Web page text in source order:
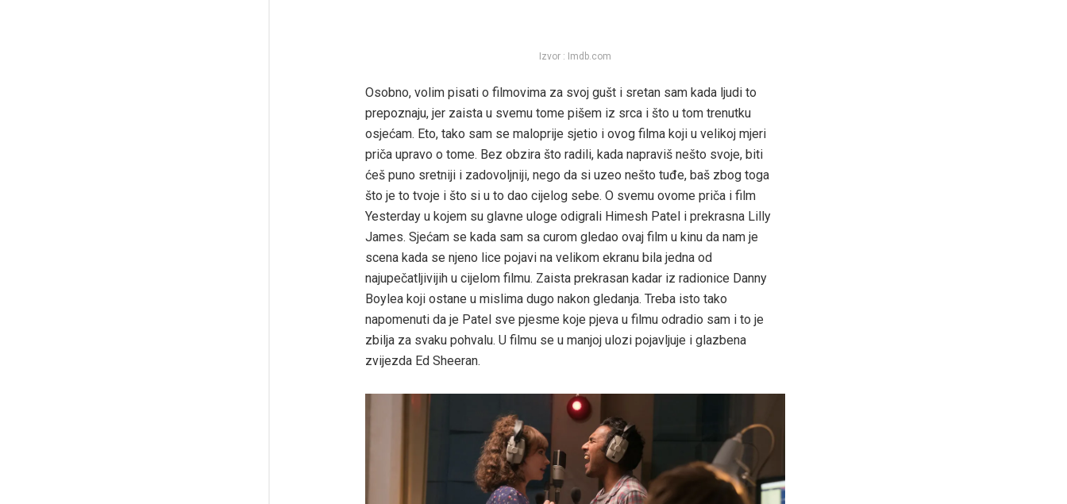
Izvor : Imdb.com
Osobno, volim pisati o filmovima za svoj gušt i sretan sam kada ljudi to
prepoznaju, jer zaista u svemu tome pišem iz srca i što u tom trenutku
osjećam. Eto, tako sam se maloprije sjetio i ovog filma koji u velikoj mjeri
priča upravo o tome. Bez obzira što radili, kada napraviš nešto svoje, biti
ćeš puno sretniji i zadovoljniji, nego da si uzeo nešto tuđe, baš zbog toga
što je to tvoje i što si u to dao cijelog sebe. O svemu ovome priča i film
Yesterday u kojem su glavne uloge odigrali Himesh Patel i prekrasna Lilly
James. Sjećam se kada sam sa curom gledao ovaj film u kinu da nam je
scena kada se njeno lice pojavi na velikom ekranu bila jedna od
najupečatljivijih u cijelom filmu. Zaista prekrasan kadar iz radionice Danny
Boylea koji ostane u mislima dugo nakon gledanja. Treba isto tako
napomenuti da je Patel sve pjesme koje pjeva u filmu odradio sam i to je
zbilja za svaku pohvalu. U filmu se u manjoj ulozi pojavljuje i glazbena
zvijezda Ed Sheeran.